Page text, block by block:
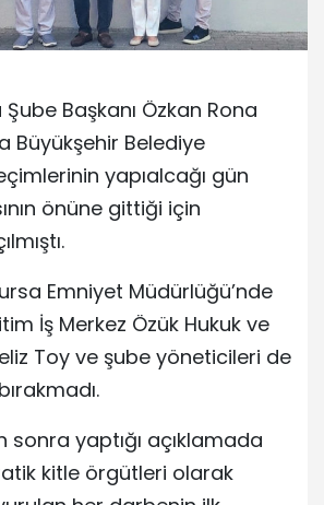
Başkanı Özkan Rona
Büyükşehir Belediye
yapıalcağı gün
önüne gittiği için
Emniyet Müdürlüğü’nde
İş Merkez Özük Hukuk ve
Toy ve şube yöneticileri de
sonra yaptığı açıklamada
kitle örgütleri olarak